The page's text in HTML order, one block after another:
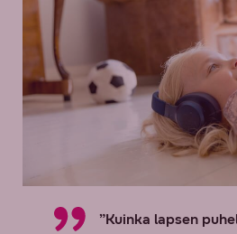
”Kuinka lapsen